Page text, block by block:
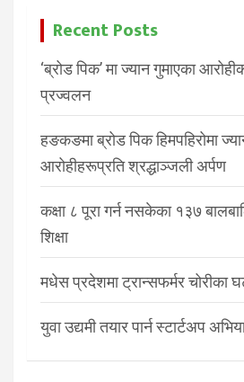
Recent Posts
‘ब्रोड पिक’ मा ज्यान गुमाएका
प्रज्वलन
हङकङमा ब्रोड पिक हिमपहिरोमा
आरोहीहरूप्रति श्रद्धाञ्जली अर्पण
कक्षा ८ पूरा गर्न नसकेका १३७
शिक्षा
मधेस प्रदेशमा ट्रान्सफर्मर चोरीका
युवा उद्यमी तयार पार्न स्टार्टअप